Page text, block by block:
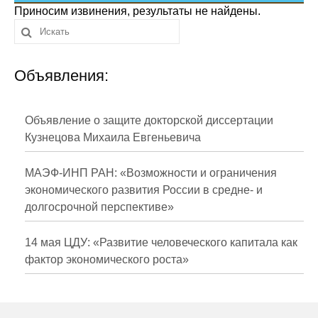
Сотрудники
Отчетность
Противодействие коррупции
Публикации
Научная жизнь
Издания
Проблемы прогнозирования
О журнале
Приносим извинения, результаты не найдены.
Объявления:
Объявление о защите докторской диссертации
Кузнецова Михаила Евгеньевича
МАЭФ-ИНП РАН: «Возможности и ограничения
экономического развития России в средне- и
долгосрочной перспективе»
14 мая ЦДУ: «Развитие человеческого капитала как
фактор экономического роста»